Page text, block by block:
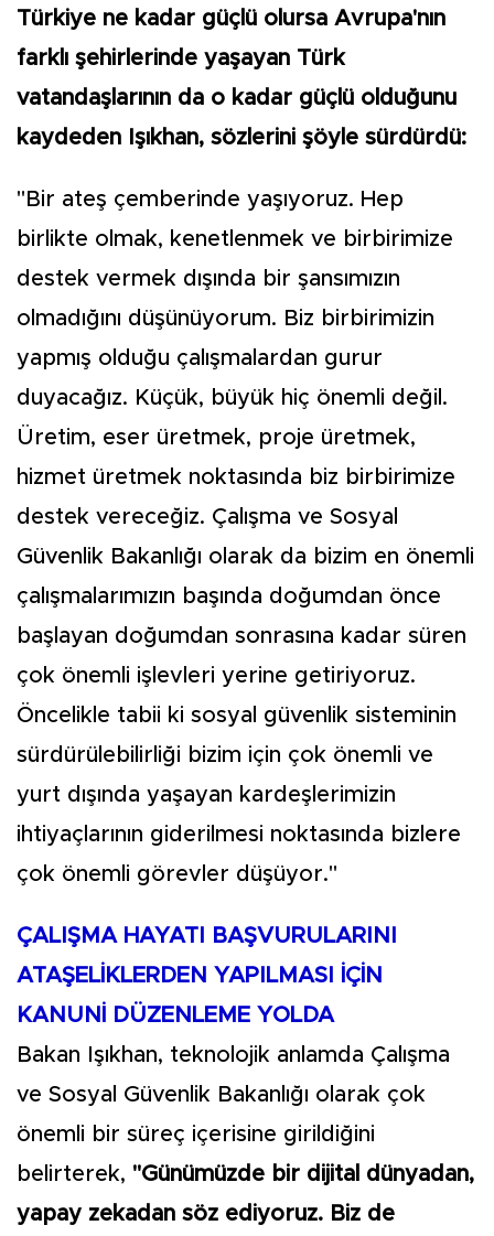
Türkiye ne kadar güçlü olursa Avrupa'nın
farklı şehirlerinde yaşayan Türk
vatandaşlarının da o kadar güçlü olduğunu
kaydeden Işıkhan, sözlerini şöyle sürdürdü:
"Bir ateş çemberinde yaşıyoruz. Hep
birlikte olmak, kenetlenmek ve birbirimize
destek vermek dışında bir şansımızın
olmadığını düşünüyorum. Biz birbirimizin
yapmış olduğu çalışmalardan gurur
duyacağız. Küçük, büyük hiç önemli değil.
Üretim, eser üretmek, proje üretmek,
hizmet üretmek noktasında biz birbirimize
destek vereceğiz. Çalışma ve Sosyal
Güvenlik Bakanlığı olarak da bizim en önemli
çalışmalarımızın başında doğumdan önce
başlayan doğumdan sonrasına kadar süren
çok önemli işlevleri yerine getiriyoruz.
Öncelikle tabii ki sosyal güvenlik sisteminin
sürdürülebilirliği bizim için çok önemli ve
yurt dışında yaşayan kardeşlerimizin
ihtiyaçlarının giderilmesi noktasında bizlere
çok önemli görevler düşüyor."
ÇALIŞMA HAYATI BAŞVURULARINI
ATAŞELİKLERDEN YAPILMASI İÇİN
KANUNİ DÜZENLEME YOLDA
Bakan Işıkhan, teknolojik anlamda Çalışma
ve Sosyal Güvenlik Bakanlığı olarak çok
önemli bir süreç içerisine girildiğini
belirterek, "Günümüzde bir dijital dünyadan,
yapay zekadan söz ediyoruz. Biz de